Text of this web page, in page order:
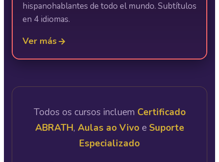
hispanohablantes de todo el mundo. Subtítulos
en 4 idiomas.
Ver más
Todos os cursos incluem Certificado
ABRATH, Aulas ao Vivoe Suporte
Especializado